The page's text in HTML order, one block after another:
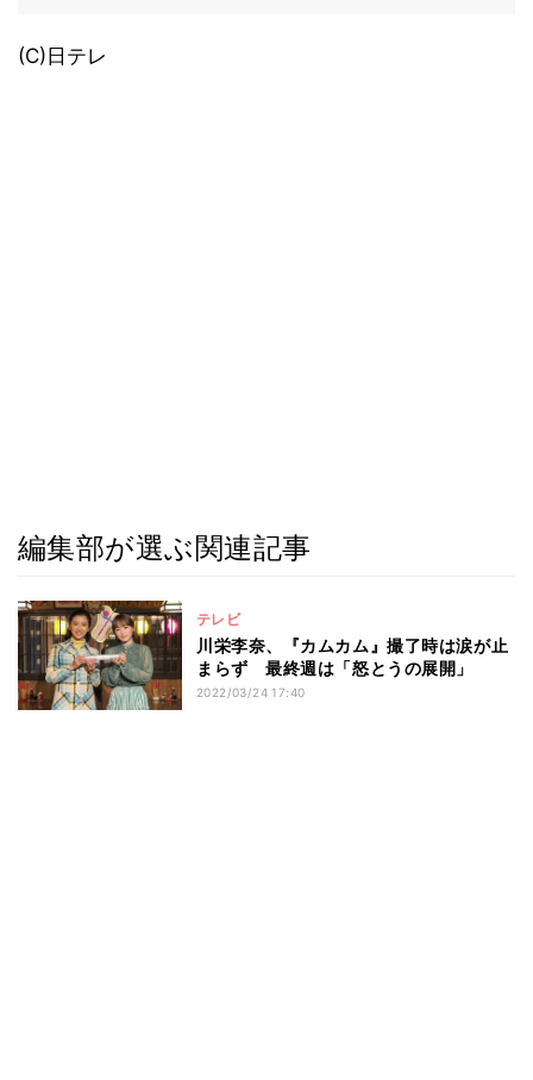
(C)日テレ
編集部が選ぶ関連記事
テレビ
川栄李奈、『カムカム』撮了時は涙が止
まらず 最終週は「怒とうの展開」
2022/03/24 17:40